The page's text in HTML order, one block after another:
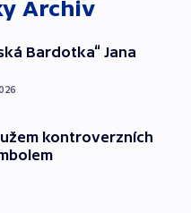
Archiv
Bardotka“ Jana
kontroverzních